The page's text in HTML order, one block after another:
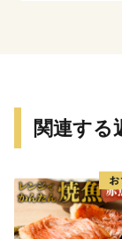
関連する